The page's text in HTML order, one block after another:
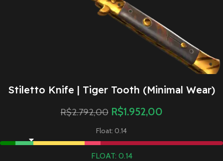
Stiletto Knife | Tiger Tooth (Minimal Wear)
R$2.792,00 R$1.952,00
Float: 0.14
FLOAT: 0.14